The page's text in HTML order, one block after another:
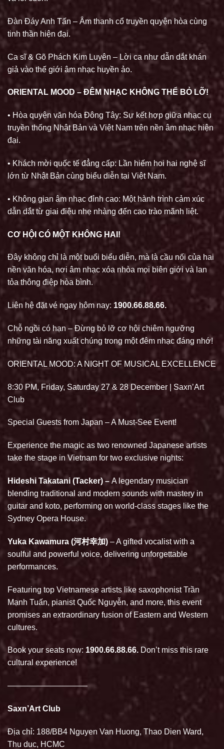
Đàn Đáy Anh Tấn – Âm thanh cổ truyền quyện hòa cùng
tinh thần hiện đại.
Ca sĩ & Gõ Phách Kim Luyên – Lời ca như dẫn dắt khán
giả vào thế giới âm nhạc huyền ảo.
ORIENTAL MOOD – ĐÊM NHẠC KHÔNG THỂ BỎ LỠ!
• Hòa quyện văn hóa Đông Tây: Sự kết hợp giữa nhạc cụ
truyền thống Nhật Bản và Việt Nam trên nền âm nhạc hiện
đại.
• Khách mời quốc tế đẳng cấp: Lần hiếm hoi hai nghệ sĩ
lớn từ Nhật Bản cùng biểu diễn tại Việt Nam.
• Không gian âm nhạc đỉnh cao: Một hành trình cảm xúc
dẫn dắt từ giai điệu nhẹ nhàng đến cao trào mãnh liệt.
CƠ HỘI CÓ MỘT KHÔNG HAI!
Đây không chỉ là một buổi biểu diễn, mà là cầu nối của hai
nền văn hóa, nơi âm nhạc xóa nhòa mọi biên giới và lan
tỏa thông điệp hòa bình.
Liên hệ đặt vé ngay hôm nay: 1900.66.88.66.
Chỗ ngồi có hạn – Đừng bỏ lỡ cơ hội chiêm ngưỡng
những tài năng xuất chúng trong một đêm nhạc đáng nhớ!
ORIENTAL MOOD: A NIGHT OF MUSICAL EXCELLENCE
8:30 PM, Friday, Saturday 27 & 28 December | Saxn’Art
Club
Special Guests from Japan – A Must-See Event!
Experience the magic as two renowned Japanese artists
take the stage in Vietnam for two exclusive nights:
Hideshi Takatani (Tacker) – A legendary musician
blending traditional and modern sounds with mastery in
guitar and koto, performing on world-class stages like the
Sydney Opera House.
Yuka Kawamura (河村幸加) – A gifted vocalist with a
soulful and powerful voice, delivering unforgettable
performances.
Featuring top Vietnamese artists like saxophonist Trần
Mạnh Tuấn, pianist Quốc Nguyễn, and more, this event
promises an extraordinary fusion of Eastern and Western
cultures.
Book your seats now: 1900.66.88.66. Don’t miss this rare
cultural experience!
——————————
Saxn’Art Club
Địa chỉ: 188/BB4 Nguyen Van Huong, Thao Dien Ward,
Thu duc, HCMC